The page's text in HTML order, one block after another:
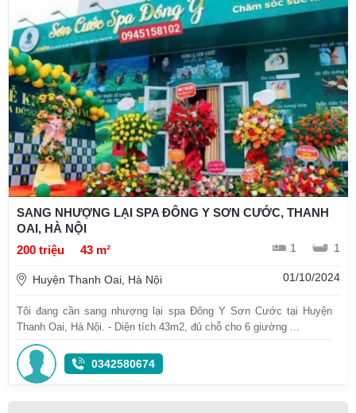
SANG NHƯỢNG LẠI SPA ĐÔNG Y SƠN CƯỚC, THANH
OAI, HÀ NỘI
200 triệu
43 m² 1 1
Huyện Thanh Oai, Hà Nội 01/10/2024
Tôi đang cần sang nhượng lại spa Đông Y Sơn Cước tại Huyện
Thanh Oai, Hà Nội. - Diện tích 43m2, đủ chỗ cho 6 giường ...
0342580674